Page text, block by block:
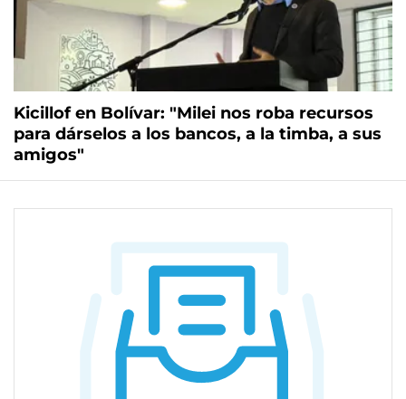
Kicillof en Bolívar: "Milei nos roba recursos
para dárselos a los bancos, a la timba, a sus
amigos"